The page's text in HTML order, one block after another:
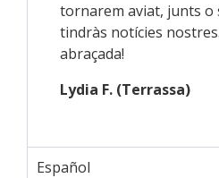
tornarem aviat, junts o
tindràs notícies
abraçada!
Lydia F. (Terrassa)
Español